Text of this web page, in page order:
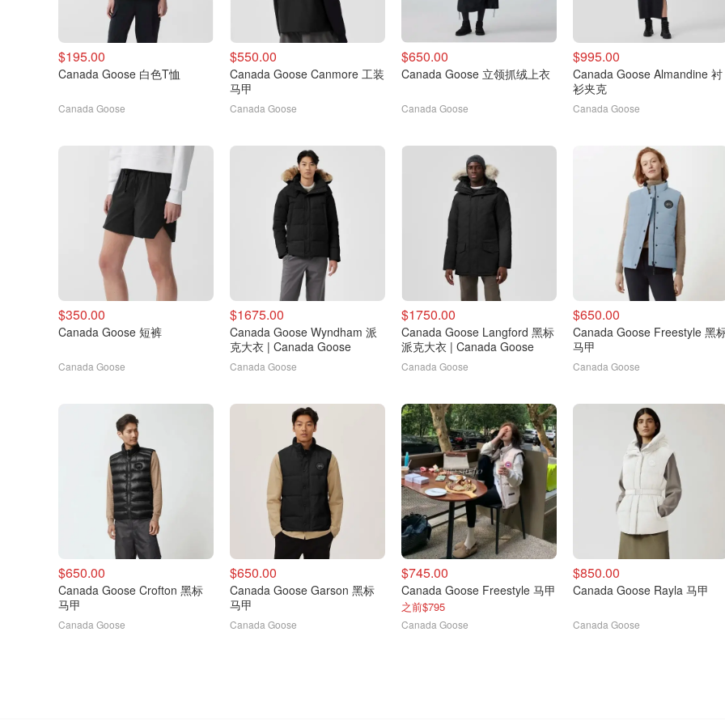
$195.00
Canada Goose 白色T恤
Canada Goose
$550.00
Canada Goose Canmore 工装
马甲
Canada Goose
$650.00
Canada Goose 立领抓绒上衣
Canada Goose
$995.00
Canada Goose Almandine 衬
衫夹克
Canada Goose
$350.00
Canada Goose 短裤
Canada Goose
$1675.00
Canada Goose Wyndham 派
克大衣 | Canada Goose
Canada Goose
$1750.00
Canada Goose Langford 黑标
派克大衣 | Canada Goose
Canada Goose
$650.00
Canada Goose Freestyle 黑
马甲
Canada Goose
$650.00
Canada Goose Crofton 黑标
马甲
Canada Goose
$650.00
Canada Goose Garson 黑标
马甲
Canada Goose
$745.00
Canada Goose Freestyle 马甲
之前$795
Canada Goose
$850.00
Canada Goose Rayla 马甲
Canada Goose